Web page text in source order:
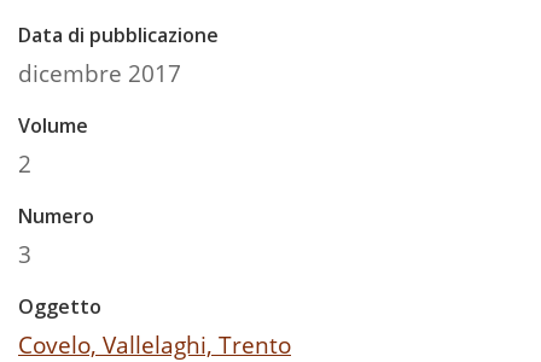
Data di pubblicazione
dicembre 2017
Volume
2
Numero
3
Oggetto
Covelo, Vallelaghi, Trento